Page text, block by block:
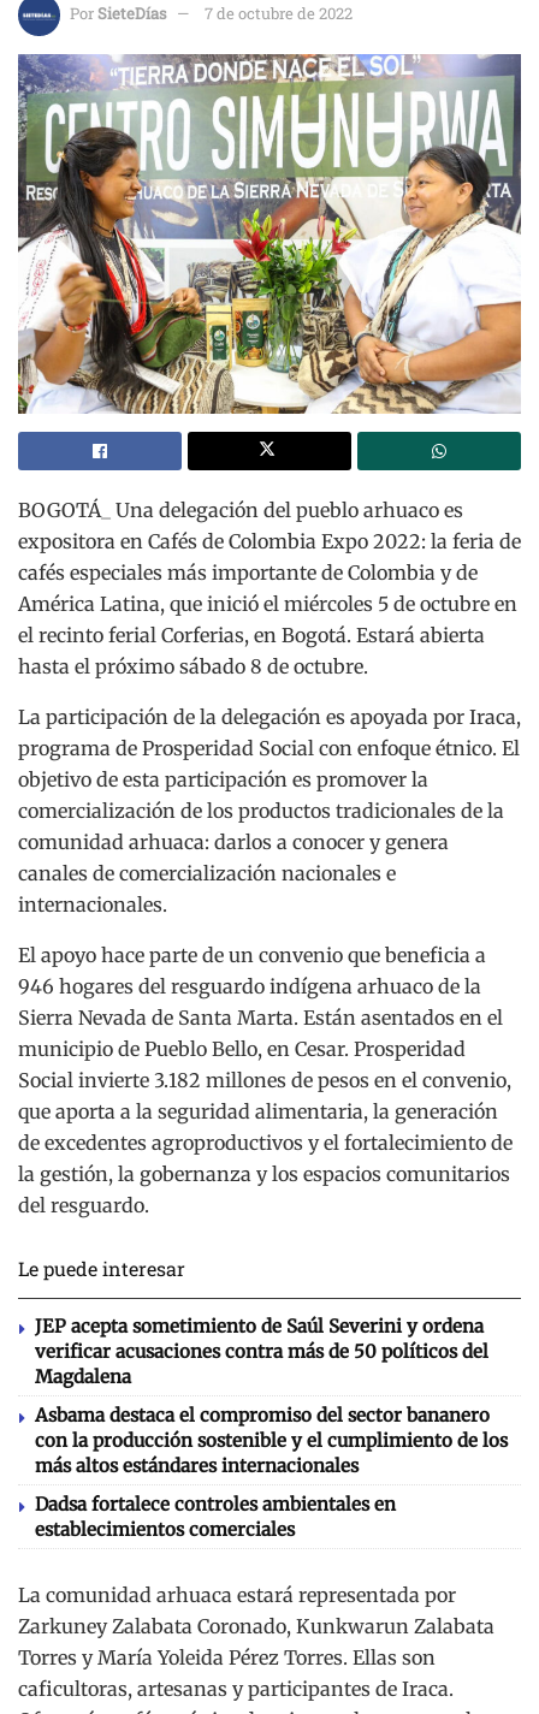
PorSieteDías 7 de octubre de 2022
BOGOTÁ_ Una delegación del pueblo arhuaco es
expositora en Cafés de Colombia Expo 2022: la feria de
cafés especiales más importante de Colombia y de
América Latina, que inició el miércoles 5 de octubre en
el recinto ferial Corferias, en Bogotá. Estará abierta
hasta el próximo sábado 8 de octubre.
La participación de la delegación es apoyada por Iraca,
programa de Prosperidad Social con enfoque étnico. El
objetivo de esta participación es promover la
comercialización de los productos tradicionales de la
comunidad arhuaca: darlos a conocer y genera
canales de comercialización nacionales e
internacionales.
El apoyo hace parte de un convenio que beneficia a
946 hogares del resguardo indígena arhuaco de la
Sierra Nevada de Santa Marta. Están asentados en el
municipio de Pueblo Bello, en Cesar. Prosperidad
Social invierte 3.182 millones de pesos en el convenio,
que aporta a la seguridad alimentaria, la generación
de excedentes agroproductivos y el fortalecimiento de
la gestión, la gobernanza y los espacios comunitarios
del resguardo.
Le puede interesar
JEP acepta sometimiento de Saúl Severini y ordena
verificar acusaciones contra más de 50 políticos del
Magdalena
Asbama destaca el compromiso del sector bananero
con la producción sostenible y el cumplimiento de los
más altos estándares internacionales
Dadsa fortalece controles ambientales en
establecimientos comerciales
La comunidad arhuaca estará representada por
Zarkuney Zalabata Coronado, Kunkwarun Zalabata
Torres y María Yoleida Pérez Torres. Ellas son
caficultoras, artesanas y participantes de Iraca.